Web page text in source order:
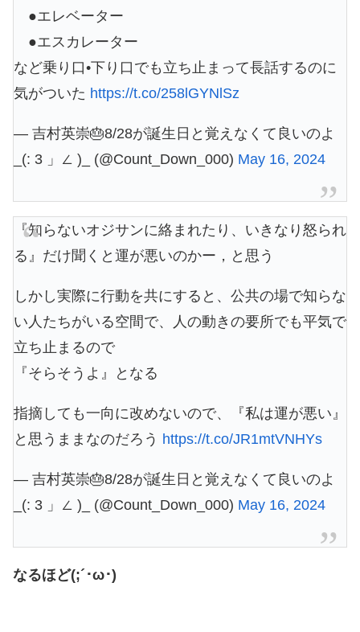
●エレベーター
●エスカレーター
など乗り口•下り口でも立ち止まって長話するのに
気がついた https://t.co/258lGYNlSz
— 吉村英崇🎂8/28が誕生日と覚えなくて良いのよ
_(: 3 」∠ )_ (@Count_Down_000) May 16, 2024
『知らないオジサンに絡まれたり、いきなり怒られ
る』だけ聞くと運が悪いのかー，と思う
しかし実際に行動を共にすると、公共の場で知らな
い人たちがいる空間で、人の動きの要所でも平気で
立ち止まるので
『そらそうよ』となる
指摘しても一向に改めないので、『私は運が悪い』
と思うままなのだろう https://t.co/JR1mtVNHYs
— 吉村英崇🎂8/28が誕生日と覚えなくて良いのよ
_(: 3 」∠ )_ (@Count_Down_000) May 16, 2024
なるほど(;´･ω･)